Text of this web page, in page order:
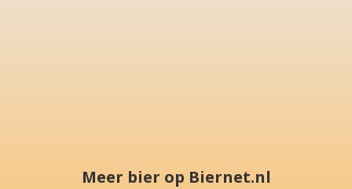
Meer bier op Biernet.nl